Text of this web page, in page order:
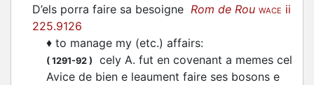
D’els porra faire sa besoigne Rom de Rou WACE ii
225.9126
♦ to manage my (etc.) affairs:
( 1291-92 )
cely A. fut en covenant a memes cel
Avice de bien e leaument faire ses bosons e